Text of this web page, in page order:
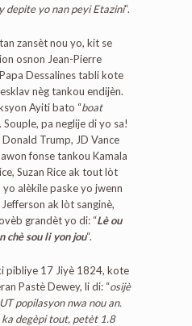
depite yo nan peyi Etazini“.
zansèt nou yo, kit se
osnon Jean-Pierre
Dessalines tabli kote
nèg tankou endijèn.
Ayiti bato “boat
pa neglije di yo sa!
Trump, JD Vance
fonse tankou Kamala
Suzan Rice ak tout lòt
alèkile paske yo jwenn
ak lòt sanginè,
grandèt yo di: “Lè ou
chè sou li yon jou“.
pibliye 17 Jiyè 1824, kote
Pastè Dewey, li di: “osijè
popilasyon nwa nou an.
ka degèpi tout, petèt 1.8